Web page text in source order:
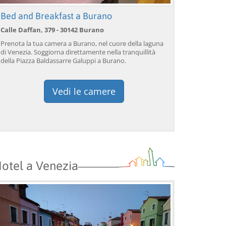
Venezia: giro in gondola
sul Canal Grande con
commento dal vivo™
PRENOTA →
Venezia: giro in gondola
sotto il Ponte dei Sospiri™
PRENOTA →
Bed and Breakfast a Burano
Calle Daffan, 379 - 30142 Burano
Prenota la tua camera a Burano, nel cuore della laguna
di Venezia. Soggiorna direttamente nella tranquillità
della Piazza Baldassarre Galuppi a Burano.
Vedi le camere
a Venezia